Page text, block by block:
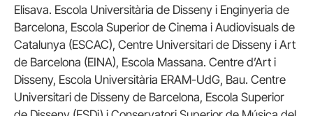
Elisava. Escola Universitària de Disseny i Enginyeria de
Barcelona, Escola Superior de Cinema i Audiovisuals de
Catalunya (ESCAC), Centre Universitari de Disseny i Art
de Barcelona (EINA), Escola Massana. Centre d’Art i
Disseny, Escola Universitària ERAM-UdG, Bau. Centre
Universitari de Disseny de Barcelona, Escola Superior